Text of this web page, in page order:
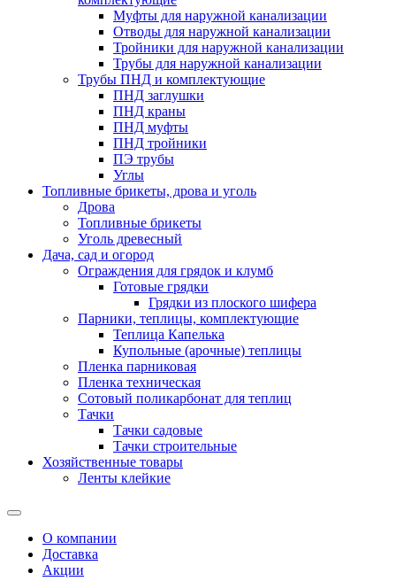
Муфты для наружной канализации
Отводы для наружной канализации
Тройники для наружной канализации
Трубы для наружной канализации
Трубы ПНД и комплектующие
ПНД заглушки
ПНД краны
ПНД муфты
ПНД тройники
ПЭ трубы
Углы
Топливные брикеты, дрова и уголь
Дрова
Топливные брикеты
Уголь древесный
Дача, сад и огород
Ограждения для грядок и клумб
Готовые грядки
Грядки из плоского шифера
Парники, теплицы, комплектующие
Теплица Капелька
Купольные (арочные) теплицы
Пленка парниковая
Пленка техническая
Сотовый поликарбонат для теплиц
Тачки
Тачки садовые
Тачки строительные
Хозяйственные товары
Ленты клейкие
О компании
Доставка
Акции